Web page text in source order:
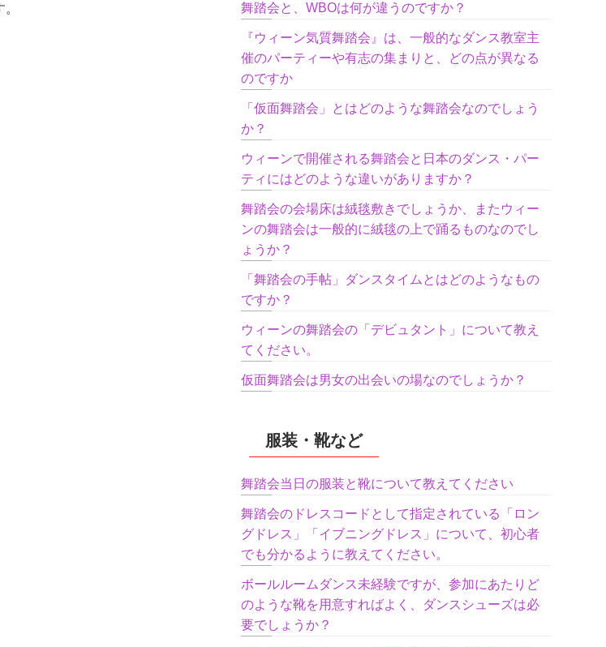
舞踏会と、WBOは何が違うのですか？
『ウィーン気質舞踏会』は、一般的なダンス教室主
催のパーティーや有志の集まりと、どの点が異なる
のですか
「仮面舞踏会」とはどのような舞踏会なのでしょう
か？
ウィーンで開催される舞踏会と日本のダンス・パー
ティにはどのような違いがありますか？
舞踏会の会場床は絨毯敷きでしょうか、またウィー
ンの舞踏会は一般的に絨毯の上で踊るものなのでし
ょうか？
「舞踏会の手帖」ダンスタイムとはどのようなもの
ですか？
ウィーンの舞踏会の「デビュタント」について教え
てください。
仮面舞踏会は男女の出会いの場なのでしょうか？
服装・靴など
舞踏会当日の服装と靴について教えてください
舞踏会のドレスコードとして指定されている「ロン
グドレス」「イブニングドレス」について、初心者
でも分かるように教えてください。
ボールルームダンス未経験ですが、参加にあたりど
のような靴を用意すればよく、ダンスシューズは必
要でしょうか？